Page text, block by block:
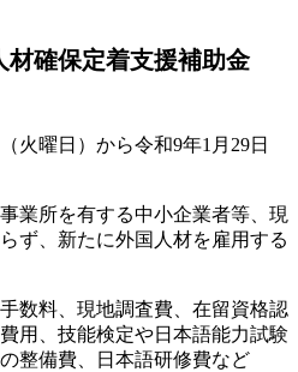
材確保定着支援補助金
火曜日）から令和9年1月29日
業所を有する中小企業者等、現
ず、新たに外国人材を雇用する
数料、現地調査費、在留資格認
用、技能検定や日本語能力試験
整備費、日本語研修費など